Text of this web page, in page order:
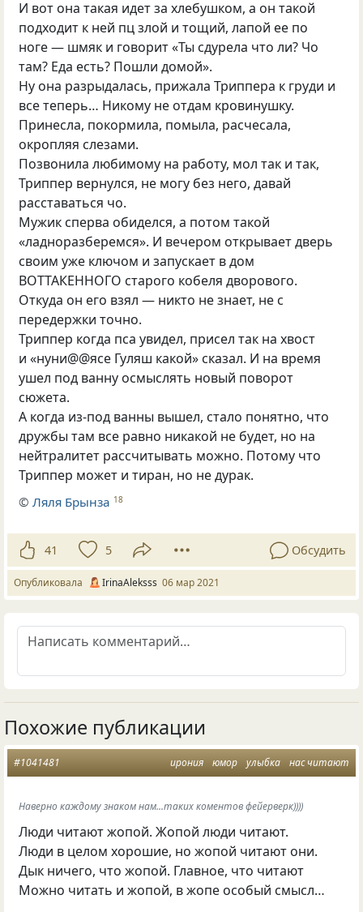
И вот она такая идет за хлебушком, а он такой
подходит к ней пц злой и тощий, лапой ее по
ноге — шмяк и говорит «Ты сдурела что ли? Чо
там? Еда есть? Пошли домой».
Ну она разрыдалась, прижала Триппера к груди и
все теперь… Никому не отдам кровинушку.
Принесла, покормила, помыла, расчесала,
окропляя слезами.
Позвонила любимому на работу, мол так и так,
Триппер вернулся, не могу без него, давай
расставаться чо.
Мужик сперва обиделся, а потом такой
«ладноразберемся». И вечером открывает дверь
своим уже ключом и запускает в дом
ВОТТАКЕННОГО старого кобеля дворового.
Откуда он его взял — никто не знает, не с
передержки точно.
Триппер когда пса увидел, присел так на хвост
и «нуни@@ясе Гуляш какой» сказал. И на время
ушел под ванну осмыслять новый поворот
сюжета.
А когда из-под ванны вышел, стало понятно, что
дружбы там все равно никакой не будет, но на
нейтралитет рассчитывать можно. Потому что
Триппер может и тиран, но не дурак.
©Ляля Брынза 18
41 5 Обсудить
Опубликовала IrinaAleksss 06 мар 2021
Похожие публикации
ирония юмор улыбка нас читают
#1041481
Наверно каждому знаком нам...таких коментов фейерверк))))
Люди читают жопой. Жопой люди читают.
Люди в целом хорошие, но жопой читают они.
Дык ничего, что жопой. Главное, что читают
Можно читать и жопой, в жопе особый смысл…